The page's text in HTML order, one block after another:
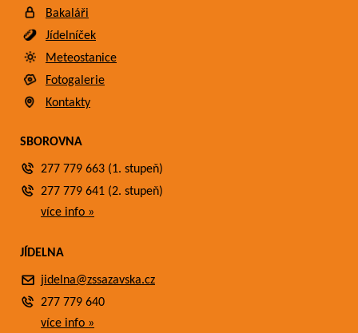
Bakaláři
Jídelníček
Meteostanice
Fotogalerie
Kontakty
SBOROVNA
277 779 663 (1. stupeň)
277 779 641 (2. stupeň)
více info »
JÍDELNA
jidelna@zssazavska.cz
277 779 640
více info »